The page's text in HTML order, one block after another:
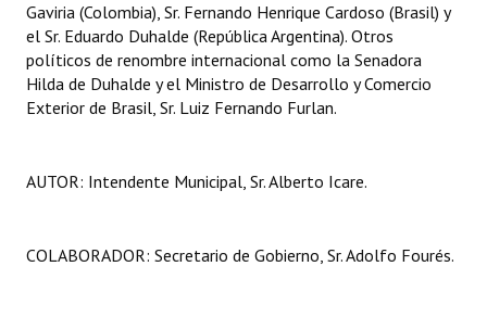
Declaraciones
Resoluciones
Resoluciones de Presidencia
Noticias Destacadas
Gaviria (Colombia), Sr. Fernando Henrique Cardoso (Brasil) y
el Sr. Eduardo Duhalde (República Argentina). Otros
políticos de renombre internacional como la Senadora
Hilda de Duhalde y el Ministro de Desarrollo y Comercio
Exterior de Brasil, Sr. Luiz Fernando Furlan.
AUTOR: Intendente Municipal, Sr. Alberto Icare.
COLABORADOR: Secretario de Gobierno, Sr. Adolfo Fourés.